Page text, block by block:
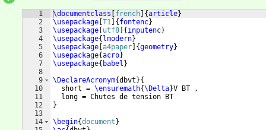
1
2
3
4
5
6
7
8
9
10
11
12
13
14
\documentclass french {article}
\usepackage T1 { fontenc}
\usepackage utf8 { inputenc}
\usepackage{ lmodern}
\usepackage a4paper {geometry}
\usepackage{acro}
\usepackage{ babel }
\DeclareAcronym{dbvt }{
  short =
\ensuremath{\Delta}V BT ,
  long = Chutes de tension BT
}
\begin{document }